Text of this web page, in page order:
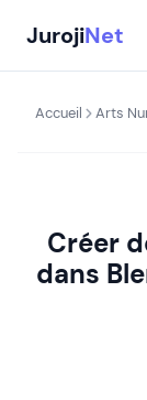
contenu
JurojiNet
Accueil Arts
Créer
dans